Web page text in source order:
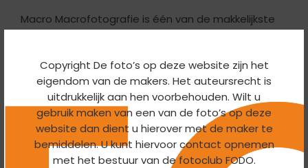
Copyright De foto’s op deze website zijn het
eigendom van de makers. Het auteursrecht is
uitdrukkelijk aan hen voorbehouden. Wilt u
gebruik maken van een van de foto’s op deze
website dan dient u hierover met de maker te
bemiddelen. U kunt hiervoor contact opnemen
met het bestuur van de fotoclub FODO.
Macro Macrofotografie is één van de makkelijkste
een macrofoto bedenken. Wat de themagroep in
2015 heeft geproduceerd gaan we vanavond nog …
Lees meer